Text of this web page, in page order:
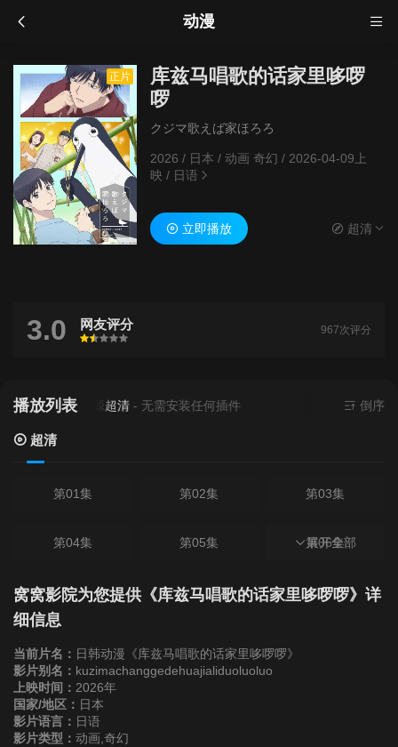
动漫
正片
库兹马唱歌的话家里哆啰
啰
クジマ歌えば家ほろろ
2026 / 日本 / 动画 奇幻/ 2026-04-09上
映 / 日语
立即播放 超清
3.0 网友评分
很差
较差还行推荐力荐
967次评分
播放列表
当前资源来源 超清- 无需安装任何插件 倒序
超清
第01集 第02集 第03集
第04集 第05集 第06集
第07集 第08集 第09集
展开全部
窝窝影院为您提供《库兹马唱歌的话家里哆啰啰》详
细信息
当前片名： 日韩动漫《库兹马唱歌的话家里哆啰啰》
影片别名： kuzimachanggedehuajialiduoluoluo
上映时间： 2026年
国家/地区： 日本
影片语言： 日语
影片类型： 动画,奇幻